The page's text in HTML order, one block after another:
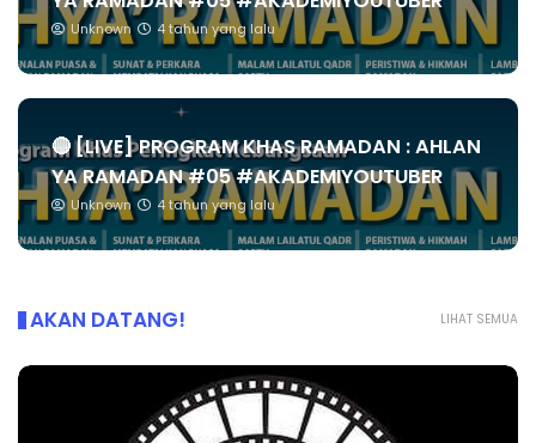
Unknown 4 tahun yang lalu
🔴 [LIVE] PROGRAM KHAS RAMADAN : AHLAN
YA RAMADAN #05 #AKADEMIYOUTUBER
Unknown 4 tahun yang lalu
LIHAT SEMUA
AKAN DATANG!